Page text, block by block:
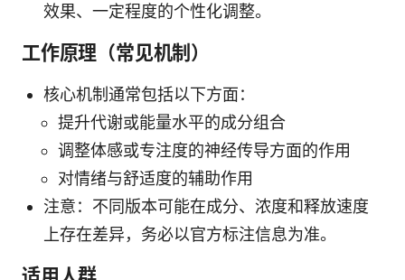
效果、一定程度的个性化调整。
工作原理（常见机制）
核心机制通常包括以下方面：
提升代谢或能量水平的成分组合
调整体感或专注度的神经传导方面的作用
对情绪与舒适度的辅助作用
注意：不同版本可能在成分、浓度和释放速度
上存在差异，务必以官方标注信息为准。